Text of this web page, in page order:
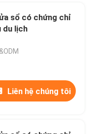
sổ có chứng chỉ
du lịch
Liên hệ chúng tôi